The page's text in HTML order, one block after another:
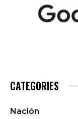
CATEGORIES
Nación